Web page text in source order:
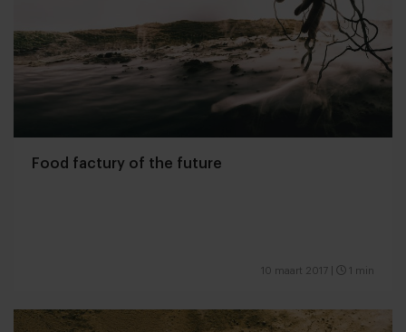
Food factury of the future
10 maart 2017 1 min